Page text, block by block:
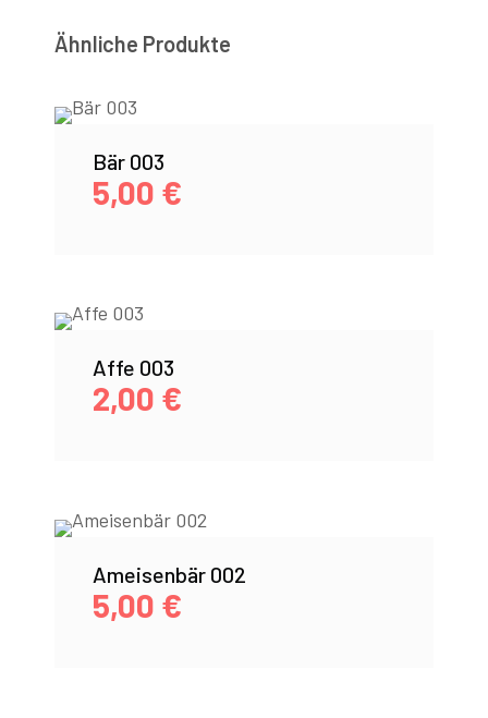
Ähnliche Produkte
Bär 003
5,00 €
Affe 003
2,00 €
Ameisenbär 002
5,00 €